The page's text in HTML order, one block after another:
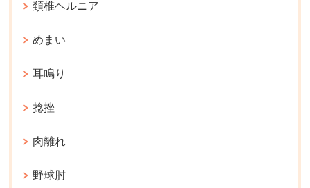
頚椎ヘルニア
めまい
耳鳴り
捻挫
肉離れ
野球肘